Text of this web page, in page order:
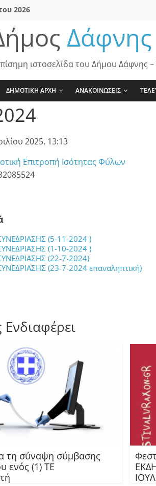
2026
Δάφνης
ιστοσελίδα του Δήμου Δάφνης
ΔΗΜΟΤΙΚΗ ΑΡΧΗ ΑΝΑΚΟΙΝΩΣΕΙΣ
2025, 13:13
Επιτροπή Ισότητας Φύλων
(5-11-2024 )
(1-10-2024 )
(22-7-2024)
(23-7-2024 επαναληπτική)
τη σύναψη σύμβασης
ενός (1) ΤΕ